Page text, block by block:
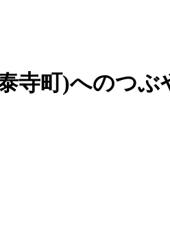
寺町)へのつ